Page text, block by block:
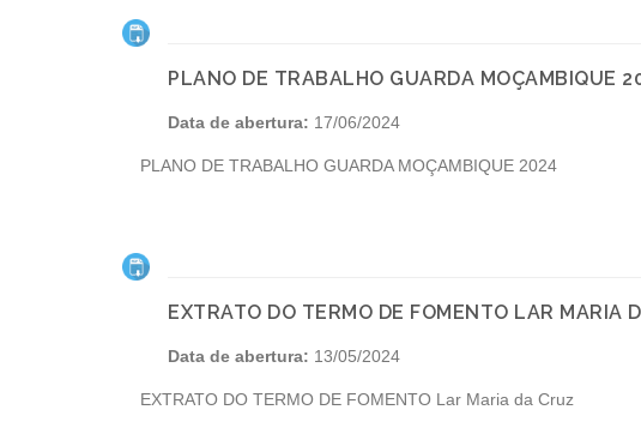
PLANO DE TRABALHO GUARDA MOÇAMBIQUE
Data de abertura: 17/06/2024
PLANO DE TRABALHO GUARDA MOÇAMBIQUE 2024
EXTRATO DO TERMO DE FOMENTO LAR MARIA
Data de abertura: 13/05/2024
EXTRATO DO TERMO DE FOMENTO Lar Maria da Cruz